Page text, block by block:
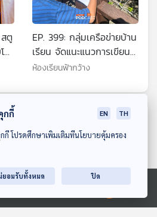
ธารณะแห่งประเทศไทย
ตู
ต
EP. 399: กลุ่มเครือข่ายบ้าน
เรียน จัดแนะแนวการเขียน
แผนการศึกษาฟรีให้ผู้สนใจ
ห้องเรียนฟ้ากว้าง
กกี้ EN TH
กี้ โปรดศึกษาเพิ่มเติมที่นโยบายคุ้มครอง
ยอมรับทั้งหมด ปิด